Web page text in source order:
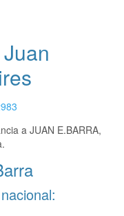
a JUAN E.BARRA,